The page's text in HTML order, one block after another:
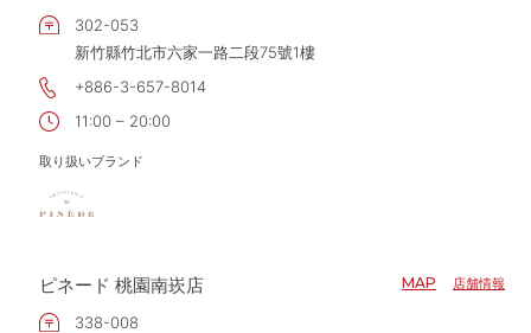
302-053
新竹縣竹北市六家一路二段75號1樓
+886-3-657-8014
11:00 – 20:00
取り扱いブランド
ピネード 桃園南崁店 MAP 店舗情報
338-008